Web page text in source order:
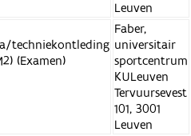
Leuven
techniekontleding
(Examen)
Faber,
universitair
sportcentrum
KULeuven
Tervuursevest
101, 3001
Leuven